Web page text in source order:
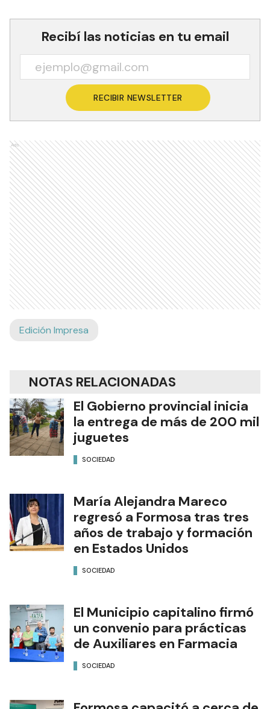
Recibí las noticias en tu email
RECIBIR NEWSLETTER
Ads
Edición Impresa
NOTAS RELACIONADAS
El Gobierno provincial inicia
la entrega de más de 200 mil
juguetes
SOCIEDAD
María Alejandra Mareco
regresó a Formosa tras tres
años de trabajo y formación
en Estados Unidos
SOCIEDAD
El Municipio capitalino firmó
un convenio para prácticas
de Auxiliares en Farmacia
SOCIEDAD